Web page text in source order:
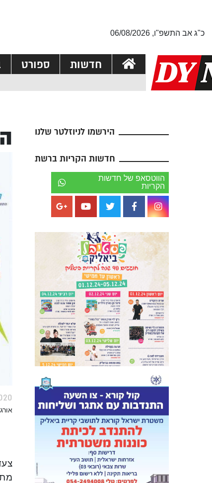
כ"ג אב התשפ"ו, 06/08/2026
חדשות ספורט
הירשמו לניוזלטר שלנו
חדשות הקריות ברשת
הווטסאפ של חדשות
הקריות